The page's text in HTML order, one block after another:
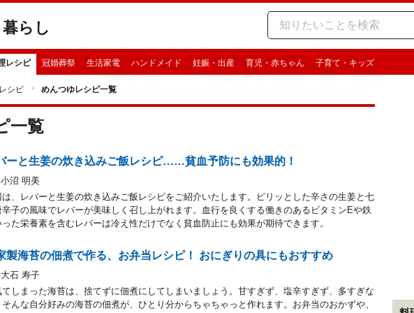
暮らし
レシピ 冠婚葬祭 生活家電 ハンドメイド 妊娠・出産 育児・赤ちゃん 子育て・キッズ
シピ めんつゆレシピ一覧
一覧
ーと生姜の炊き込みご飯レシピ……貧血予防にも効果的！
小沼 明美
は、レバーと生姜の炊き込みご飯レシピをご紹介いたします。ピリッとした辛さの生姜と七
辛子の風味でレバーが美味しく召し上がれます。血行を良くする働きのあるビタミンEや鉄
った栄養素を含むレバーは冷え性だけでなく貧血防止にも効果が期待できます。
製海苔の佃煮で作る、お弁当レシピ！ おにぎりの具にもおすすめ
大石 寿子
てしまった海苔は、捨てずに佃煮にしてしまいましょう。甘すぎず、塩辛すぎず、多すぎな
そんな自分好みの海苔の佃煮が、ひとり分からちゃちゃっと作れます。お弁当のおかずや、